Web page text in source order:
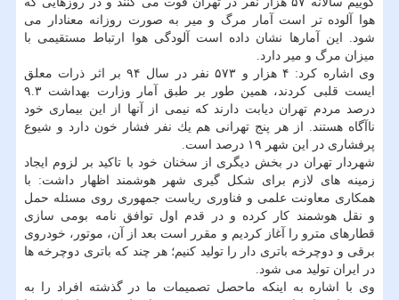
هوا آلوده تر است آمار مرگ و میر به صورت روزانه معنادار می
شود. این آمارها نشان داده است آلودگی هوا ارتباط مستقیمی با
میزان مرگ و میر دارد.
وی اشاره كرد: ۴ هزار و ۵۷۳ نفر در سال ۹۴ بر اثر ذرات معلق
ایست قلبی كردند، همین طور بر طبق آمار وزارت بهداشت ۹.۳
درصد مردم تهران دیابت دارند كه نیمی از آنها از این بیماری خود
ناآگاه هستند. از هر پنج تهرانی هم یك نفر فشار خون دارد و شیوع
پرفشاری در این شهر ۱۹ درصد است.
شهردار تهران در بخش دیگری از سخنان خود با تاكید بر لزوم ایجاد
زمینه های لازم برای شكل گیری شهر هوشمند اظهار داشت: با
همكاری معاونت علمی و فناوری ریاست جمهوری روی مسئله حمل
و نقل هوشمند كار كرده و در قدم اول توافق نامه بومی سازی
قطارهای مترو را آغاز كردیم و مقرر است بعد از آن، موتور، خودروی
برقی و دوچرخه باتری دار را تولید كنیم؛ هر چند كه باتری دوچرخه ها
در ایران تولید می شود.
وی با اشاره به اینكه ماحصل تصمیمات ما در گذشته افراد را به